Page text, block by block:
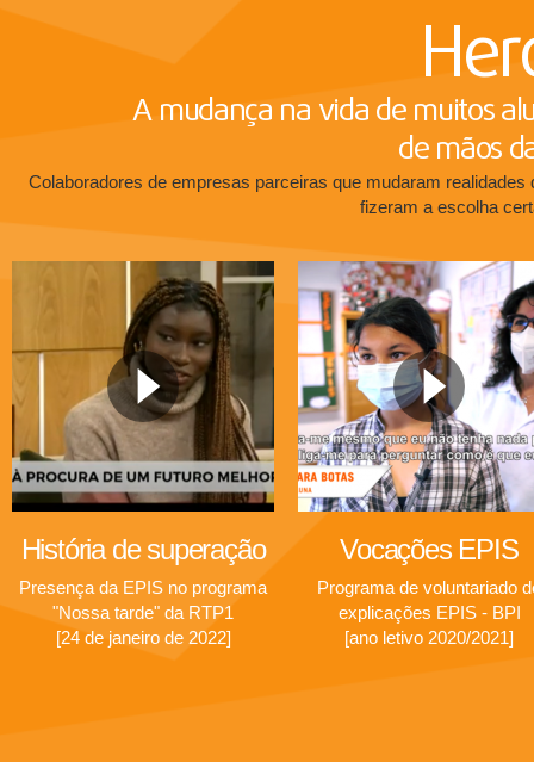
A mudança na vida de muitos
de mãos
Colaboradores de empresas parceiras que mudaram
fizeram a escolha
História de superação
Presença da EPIS no programa
"Nossa tarde" da RTP1
[24 de janeiro de 2022]
Vocações EPIS
Programa de voluntariado
explicações EPIS - BPI
[ano letivo 2020/2021]